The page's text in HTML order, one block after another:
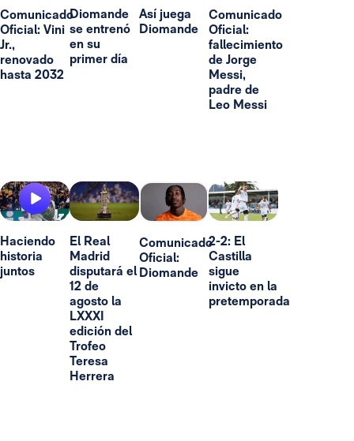
Comunicado
Oficial: Vini
Jr.,
renovado
hasta 2032
Diomande
se entrenó
en su
primer día
Así juega
Diomande
Comunicado
Oficial:
fallecimiento
de Jorge
Messi,
padre de
Leo Messi
Haciendo
historia
juntos
El Real
Madrid
disputará el
12 de
agosto la
LXXXI
edición del
Trofeo
Teresa
Herrera
Comunicado
Oficial:
Diomande
2-2: El
Castilla
sigue
invicto en la
pretemporada